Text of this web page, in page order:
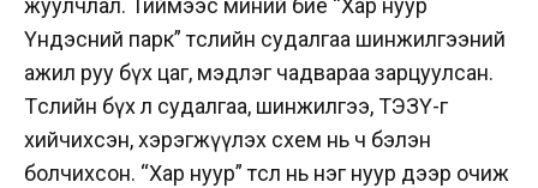
жуулчлал. Тиймээс миний бие “Хар нуур
Үндэсний парк” төслийн судалгаа шинжилгээний
ажил руу бүх цаг, мэдлэг чадвараа зарцуулсан.
Төслийн бүх л судалгаа, шинжилгээ, ТЭЗҮ-г
хийчихсэн, хэрэгжүүлэх схем нь ч бэлэн
болчихсон. “Хар нуур” төсөл нь нэг нуур дээр очиж